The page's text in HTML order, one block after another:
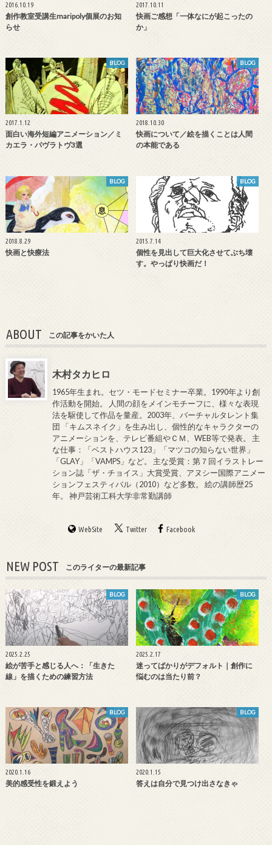
2016.10.19
創作教室受講生maripoly個展のお知
らせ
2017.10.11
快画ご感想「一体なにが起こったの
か」
BLOG
2017.1.12
面白い海外短編アニメーション／ミ
カエラ・パヴラトヴ3選
BLOG
2018.10.30
快画について／絵を描くことは人間
の本能である
BLOG
2018.8.29
快画と快療法
BLOG
2015.7.14
個性を見出して巨大化させてぶち壊
す。やっぱり快画だ！
ABOUT この記事をかいた人
木村タカヒロ
1965年生まれ。セツ・モードセミナー卒業。1990年より創
作活動を開始。 人間の顔をメインモチーフに、様々な表現
法を駆使して作品を量産。2003年、バーチャルタレント集
団 「キムスネイク」を生み出し、個性的なキャラクターの
アニメーションを、テレビ番組やＣＭ、WEB等で発表。 主
な仕事：「ベストハウス123」「マツコの知らない世界」
「GLAY」「VAMPS」など。 主な受賞：第７回イラストレー
ション誌「ザ・チョイス」大賞受賞、アヌシー国際アニメー
ションフェスティバル（2010）など多数。 絵の講師歴25
年。 神戸芸術工科大学非常勤講師
WebSite Twitter Facebook
NEW POST このライターの最新記事
BLOG
2025.2.25
絵が苦手と感じる人へ：「生きた
線」を描くための練習方法
BLOG
2025.2.17
迷ってばかりがデフォルト｜創作に
悩むのは当たり前？
BLOG
2020.1.16
美的感受性を鍛えよう
BLOG
2020.1.15
答えは自分で見つけ出さなきゃ